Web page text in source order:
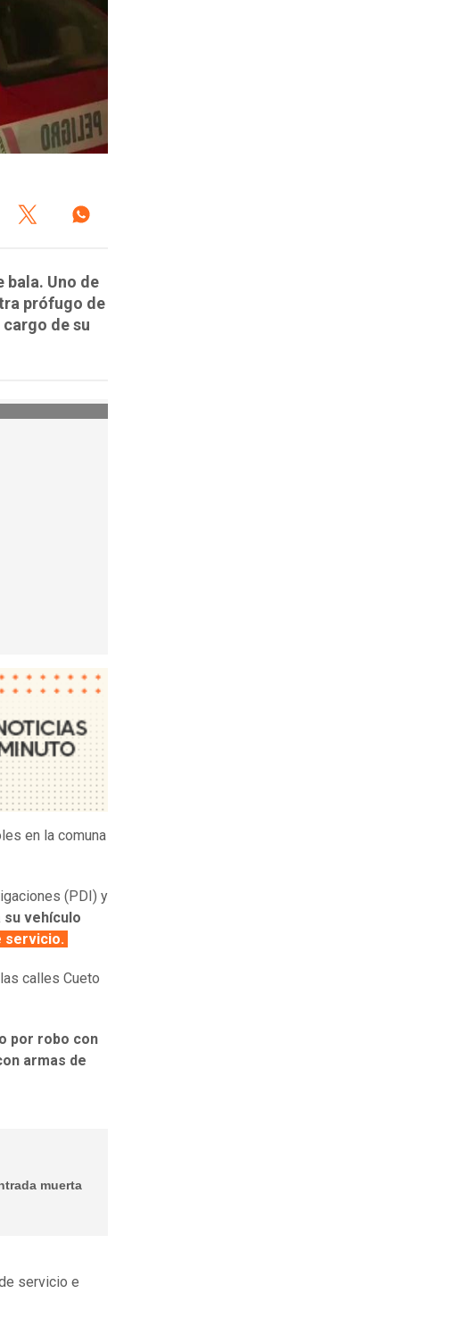
Uno de
prófugo de
de su
en la comuna
(PDI) y
vehículo
servicio.
calles Cueto
por robo con
armas de
muerta
servicio e